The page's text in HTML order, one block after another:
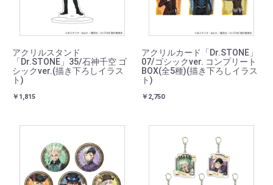
アクリルスタンド
「Dr.STONE」35/石神千空 ゴ
シックver.(描き下ろしイラス
ト)
￥1,815
アクリルカード「Dr.STONE」
07/ゴシックver. コンプリート
BOX(全5種)(描き下ろしイラス
ト)
￥2,750